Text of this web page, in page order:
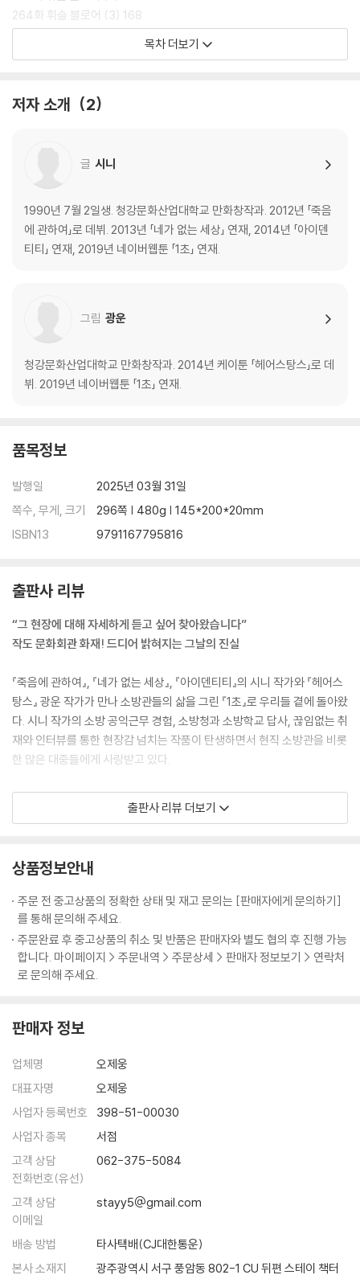
264화 휘슬 블로어 (3) 168
265화 휘슬 블로어 (4) 186
후기+특별 편 284
목차 더보기
저자 소개 2
글 시니
1990년 7월 2일생. 청강문화산업대학교 만화창작과. 2012년 「죽음
에 관하여」로 데뷔. 2013년 「네가 없는 세상」 연재, 2014년 「아이덴
티티」 연재, 2019년 네이버웹툰 「1초」 연재.
그림 광운
청강문화산업대학교 만화창작과. 2014년 케이툰 「헤어스탕스」로 데
뷔. 2019년 네이버웹툰 「1초」 연재.
품목정보
발행일
2025년 03월 31일
쪽수, 무게, 크기
296쪽 | 480g | 145*200*20mm
ISBN13
9791167795816
출판사 리뷰
“그 현장에 대해 자세하게 듣고 싶어 찾아왔습니다”
작도 문화회관 화재! 드디어 밝혀지는 그날의 진실
『죽음에 관하여』, 『네가 없는 세상』, 『아이덴티티』의 시니 작가와 『헤어스
탕스』 광운 작가가 만나 소방관들의 삶을 그린 『1초』로 우리들 곁에 돌아왔
다. 시니 작가의 소방 공익근무 경험, 소방청과 소방학교 답사, 끊임없는 취
재와 인터뷰를 통한 현장감 넘치는 작품이 탄생하면서 현직 소방관을 비롯
한 많은 대중들에게 사랑받고 있다.
보통 소방관이라고 하면 화재 현장을 진압하는 모습을 떠올리기 마련이지
만 『1초』에서는 신임 소방관부터 구급대원들의 모습까지 놓침 없이 다루
이야기를 대중들에게 전하며 울림을 주고 있다.
‘미래를 볼 수 있는 능력’을 가졌지만 아직 그 능력을 제대로 사용하지 못하
는 호수. 작가는 사람들을 구하고 싶은 마음과 달리 미숙한 점이 많은 신임
소방관의 모습을 보여주면서 작품에 현실감, 인간미를 더했다. 주인공의
성장을 독자들이 함께 하면서 캐릭터를 향한 애정과 작품의 몰입도도 높아
면서 작품을 향한 독자들의 관심도 남다른 듯하다. 현직 소방관, 소방 공무
충, 사명감 등을 곱씹으며 진심 어린 댓글로 작품을 향한 애정을 드러내고
있다. 소방관들의 삶을 생생하게 표현한 『1초』를 통해 우리가 미처 알지 못
했던 소방관들의 삶을 함께 경험해보시길 바란다.
출판사 리뷰 더보기
상품정보안내
주문 전 중고상품의 정확한 상태 및 재고 문의는 [판매자에게 문의하기]
를 통해 문의해 주세요.
주문완료 후 중고상품의 취소 및 반품은 판매자와 별도 협의 후 진행 가능
합니다. 마이페이지 > 주문내역 > 주문상세 > 판매자 정보보기 > 연락처
로 문의해 주세요.
판매자 정보
업체명
오제웅
대표자명
오제웅
사업자 등록번호
398-51-00030
사업자 종목
서점
고객 상담
전화번호(유선)
062-375-5084
고객 상담
이메일
stayy5@gmail.com
배송 방법
타사택배(CJ대한통운)
본사 소재지
광주광역시 서구 풍암동 802-1 CU 뒤편 스테이 책터